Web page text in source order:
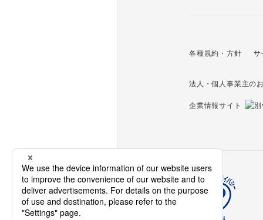
法人・個人事業主の
企業情報サイト
各種規約・方針 サ